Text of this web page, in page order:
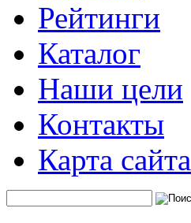
Рейтинги
Каталог
Наши цели
Контакты
Карта сайта